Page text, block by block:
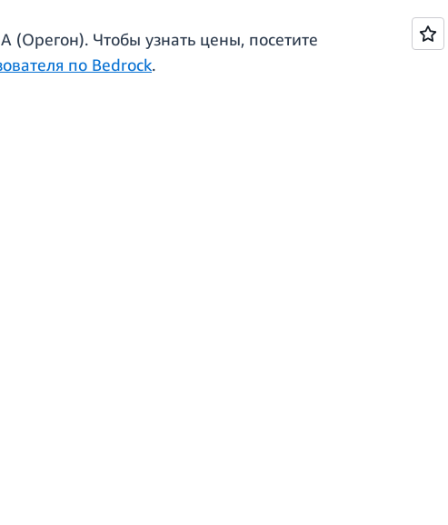
(Орегон). Чтобы узнать цены, посетите
по Bedrock.